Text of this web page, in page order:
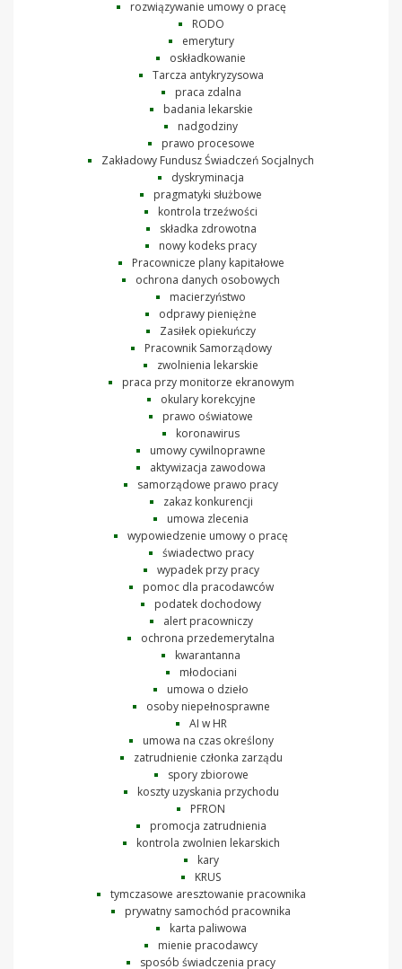
rozwiązywanie umowy o pracę
RODO
emerytury
oskładkowanie
Tarcza antykryzysowa
praca zdalna
badania lekarskie
nadgodziny
prawo procesowe
Zakładowy Fundusz Świadczeń Socjalnych
dyskryminacja
pragmatyki służbowe
kontrola trzeźwości
składka zdrowotna
nowy kodeks pracy
Pracownicze plany kapitałowe
ochrona danych osobowych
macierzyństwo
odprawy pieniężne
Zasiłek opiekuńczy
Pracownik Samorządowy
zwolnienia lekarskie
praca przy monitorze ekranowym
okulary korekcyjne
prawo oświatowe
koronawirus
umowy cywilnoprawne
aktywizacja zawodowa
samorządowe prawo pracy
zakaz konkurencji
umowa zlecenia
wypowiedzenie umowy o pracę
świadectwo pracy
wypadek przy pracy
pomoc dla pracodawców
podatek dochodowy
alert pracowniczy
ochrona przedemerytalna
kwarantanna
młodociani
umowa o dzieło
osoby niepełnosprawne
AI w HR
umowa na czas określony
zatrudnienie członka zarządu
spory zbiorowe
koszty uzyskania przychodu
PFRON
promocja zatrudnienia
kontrola zwolnien lekarskich
kary
KRUS
tymczasowe aresztowanie pracownika
prywatny samochód pracownika
karta paliwowa
mienie pracodawcy
sposób świadczenia pracy